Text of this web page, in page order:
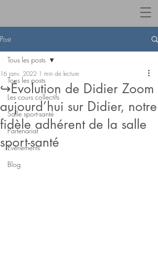
Post
Tous les posts
Les cours collectifs
Salle sport-santé
Partenariat
Evènements
Blog
Tous les posts
↪️Évolution de Didier Zoom
aujourd’hui sur Didier, notre
fidèle adhérent de la salle
sport-santé
16 janv. 2022 1 min de lecture